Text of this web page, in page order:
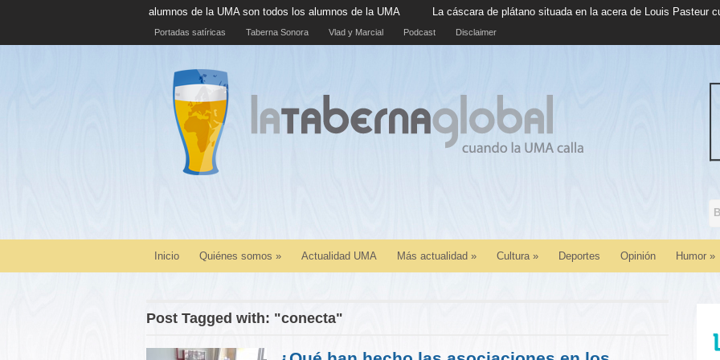
de alumnos de la UMA son todos los alumnos de la UMA La cáscara de plátano situada en la acera de Louis Pasteur cumple cinco años en
Portadas satíricas Taberna Sonora Vlad y Marcial Podcast Disclaimer
Inicio Quiénes somos » Actualidad UMA Más actualidad » Cultura» Deportes Opinión Humor »
Post Tagged with: "conecta"